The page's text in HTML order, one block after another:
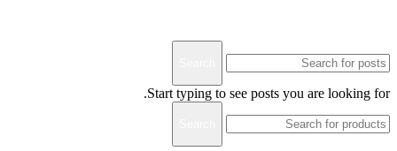
Start typing to see posts you are looking for.